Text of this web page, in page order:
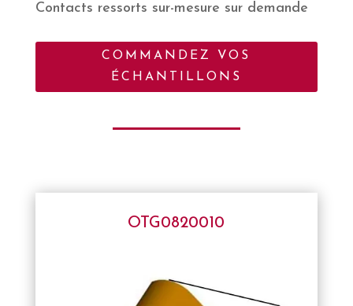
Contacts ressorts sur-mesure sur demande
COMMANDEZ VOS
ÉCHANTILLONS
OTG0820010